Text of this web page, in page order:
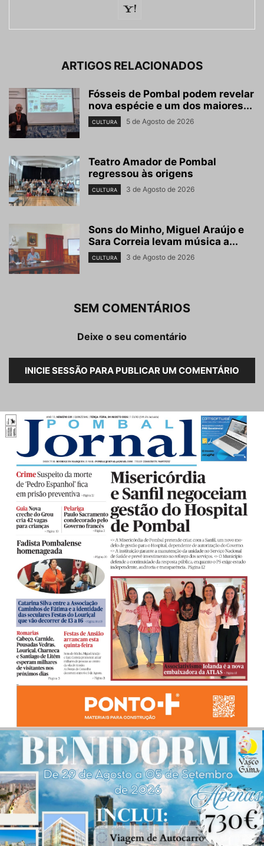
ARTIGOS RELACIONADOS
Fósseis de Pombal podem revelar
nova espécie e um dos maiores...
CULTURA 5 de Agosto de 2026
Teatro Amador de Pombal
regressou às origens
CULTURA 3 de Agosto de 2026
Sons do Minho, Miguel Araújo e
Sara Correia levam música a...
CULTURA 3 de Agosto de 2026
SEM COMENTÁRIOS
Deixe o seu comentário
INICIE SESSÃO PARA PUBLICAR UM COMENTÁRIO